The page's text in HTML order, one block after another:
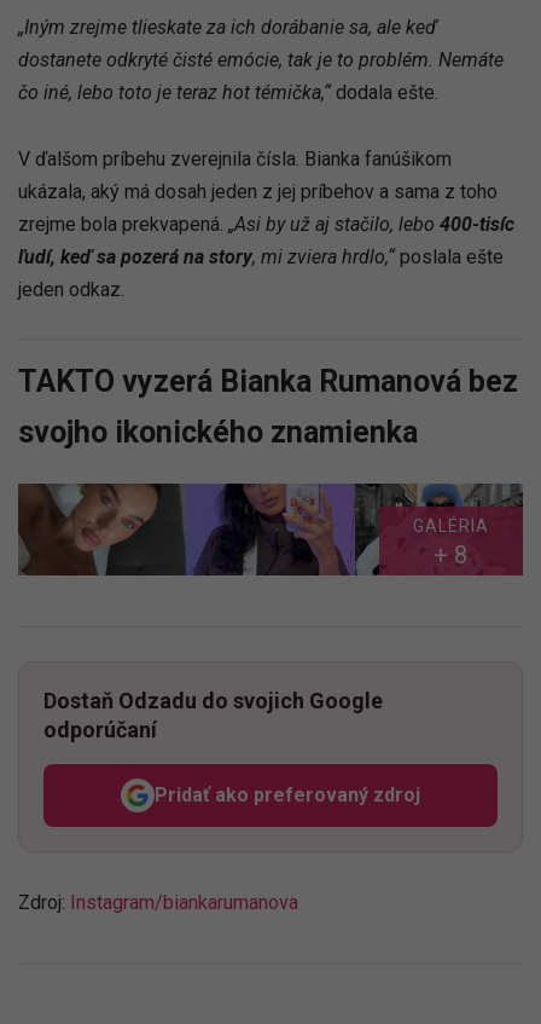
„Iným zrejme tlieskate za ich dorábanie sa, ale keď
dostanete odkryté čisté emócie, tak je to problém. Nemáte
čo iné, lebo toto je teraz hot témička,“ dodala ešte.
V ďalšom príbehu zverejnila čísla. Bianka fanúšikom
ukázala, aký má dosah jeden z jej príbehov a sama z toho
zrejme bola prekvapená. „Asi by už aj stačilo, lebo 400-tisíc
ľudí, keď sa pozerá na story, mi zviera hrdlo,“ poslala ešte
jeden odkaz.
TAKTO vyzerá Bianka Rumanová bez
svojho ikonického znamienka
GALÉRIA
+ 8
Dostaň Odzadu do svojich Google
odporúčaní
Pridať ako preferovaný zdroj
Odzadu, odkaz sa otvorí v
Zdroj: Instagram/biankarumanova